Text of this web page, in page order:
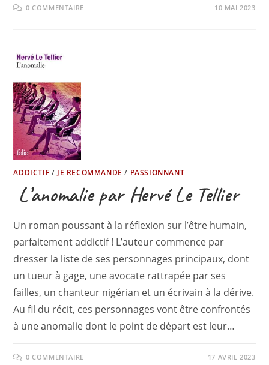
0 COMMENTAIRE 10 MAI 2023
ADDICTIF / JE RECOMMANDE / PASSIONNANT
L’anomalie par Hervé Le Tellier
Un roman poussant à la réflexion sur l’être humain,
parfaitement addictif ! L’auteur commence par
dresser la liste de ses personnages principaux, dont
un tueur à gage, une avocate rattrapée par ses
failles, un chanteur nigérian et un écrivain à la dérive.
Au fil du récit, ces personnages vont être confrontés
à une anomalie dont le point de départ est leur…
0 COMMENTAIRE 17 AVRIL 2023